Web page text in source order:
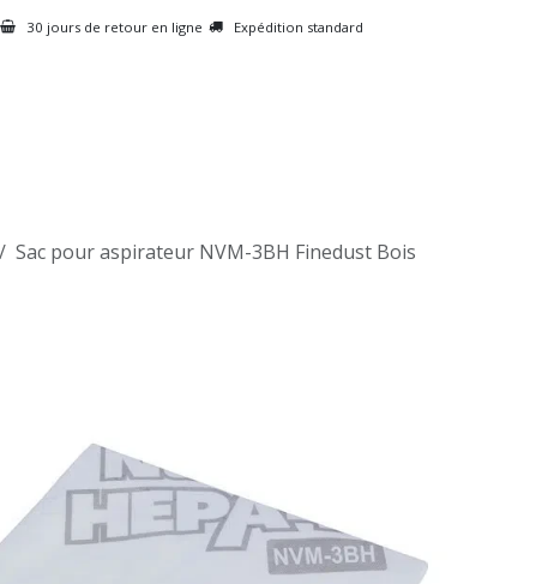
30 jours de retour en ligne Expédition standard
Sac pour aspirateur NVM-3BH Finedust Bois